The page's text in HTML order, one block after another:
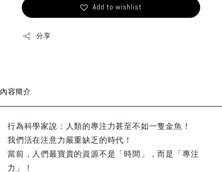
Add to wishlist
分享
內容簡介
行為科學家說：人類的專注力甚至不如一隻金魚！
我們活在注意力嚴重缺乏的時代！
當前，人們最寶貴的資源不是「時間」，而是「專注
力」！